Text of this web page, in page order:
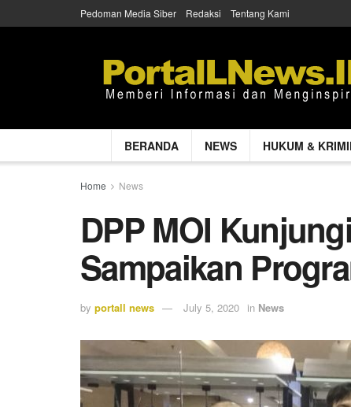
Pedoman Media Siber Redaksi Tentang Kami
BERANDA NEWS HUKUM &
Home News
DPP MOI
Sampaikan
by portall news July 5, 2020 in News